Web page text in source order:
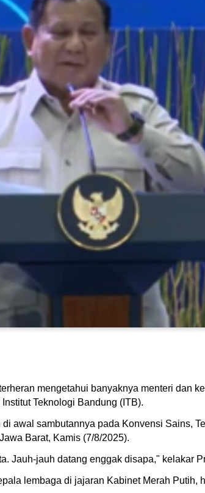
mengetahui banyaknya menteri dan
Teknologi Bandung (ITB).
awal sambutannya pada Konvensi Sains,
Barat, Kamis (7/8/2025).
Jauh-jauh datang enggak disapa," kelakar
lembaga di jajaran Kabinet Merah Putih,